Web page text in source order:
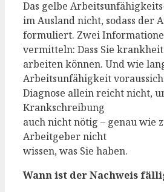
Das gelbe
im Ausland nicht, sodass der
formuliert. Zwei
vermitteln: Dass Sie
arbeiten können. Und wie
Arbeitsunfähigkeit
Diagnose allein reicht nicht,
Krankschreibung
auch nicht nötig – genau wie
Arbeitgeber nicht
wissen, was Sie haben.
Wann ist der Nachweis